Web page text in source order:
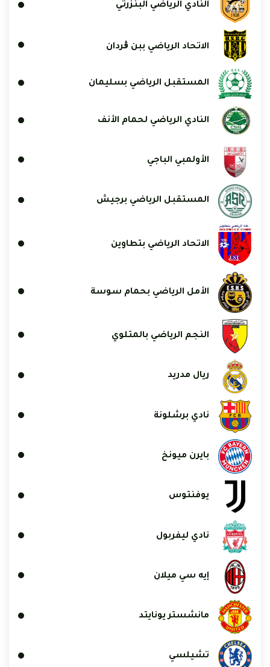
النادي الرياضي البنزرتي
الاتحاد الرياضي ببن ڨردان
المستقبل الرياضي بسليمان
النادي الرياضي لحمام الأنف
الأولمبي الباجي
المستقبل الرياضي برجيش
الاتحاد الرياضي بتطاوين
الأمل الرياضي بحمام سوسة
النجم الرياضي بالمتلوي
ريال مدريد
نادي برشلونة
بايرن ميونخ
يوفنتوس
نادي ليفربول
إيه سي ميلان
مانشستر يونايتد
تشيلسي